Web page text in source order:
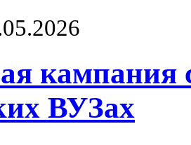
кампания
ВУЗах